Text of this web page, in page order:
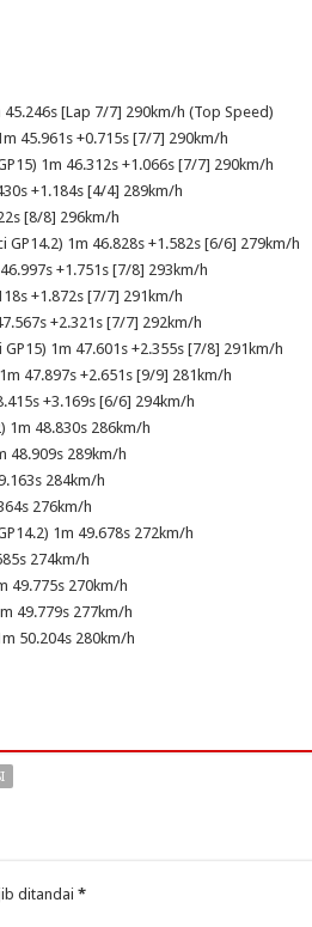
[Lap 7/7] 290km/h (Top Speed)
45.961s +0.715s [7/7] 290km/h
1m 46.312s +1.066s [7/7] 290km/h
+1.184s [4/4] 289km/h
[8/8] 296km/h
GP14.2) 1m 46.828s +1.582s [6/6] 279km/h
+1.751s [7/8] 293km/h
+1.872s [7/7] 291km/h
+2.321s [7/7] 292km/h
1m 47.601s +2.355s [7/8] 291km/h
47.897s +2.651s [9/9] 281km/h
+3.169s [6/6] 294km/h
1m 48.830s 286km/h
48.909s 289km/h
284km/h
276km/h
1m 49.678s 272km/h
274km/h
49.775s 270km/h
49.779s 277km/h
50.204s 280km/h
ditandai *